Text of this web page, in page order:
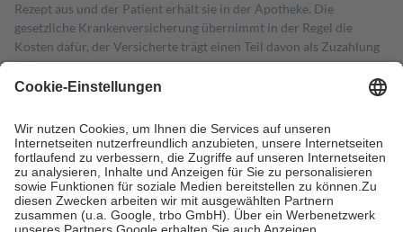
Rezept aus und der Patient erhält sie in der Apotheke. Die
gesetzliche Krankenversicherung übernimmt in der Regel die
Kosten dafür, der Versicherte trägt einen Teil davon als Zuzahlung
mit.
Grundsätzlich leisten Mitglieder Zuzahlungen in Höhe von zehn
höchstens zehn Euro.
Es sind jedoch nie mehr als die tatsächlichen
Kosten der Leistung zu entrichten.
Diese Regeln gelten grundsätzlich auch für Online-Apotheken.
Bei Heilmitteln und häuslicher Krankenpflege beträgt die
Zuzahlung zehn Prozent der Kosten sowie zehn Euro je
Verordnung.